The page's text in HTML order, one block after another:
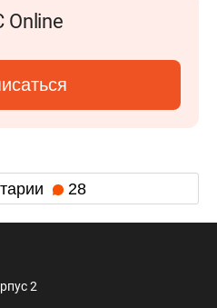
28
2